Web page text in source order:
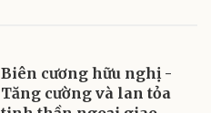
Biên cương hữu nghị -
Tăng cường và lan tỏa